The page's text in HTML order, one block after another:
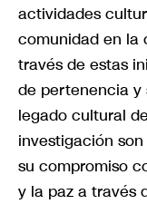
actividades
comunidad en la
través de estas
de pertenencia y
legado cultural
investigación
su compromiso
y la paz a través